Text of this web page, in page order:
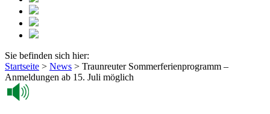
Sie befinden sich hier:
Startseite > News > Traunreuter Sommerferienprogramm –
Anmeldungen ab 15. Juli möglich